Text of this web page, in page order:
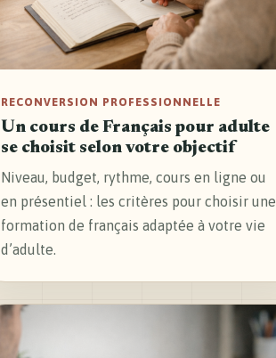
RECONVERSION PROFESSIONNELLE
Un cours de Français pour adulte
se choisit selon votre objectif
Niveau, budget, rythme, cours en ligne ou
en présentiel : les critères pour choisir une
formation de français adaptée à votre vie
d’adulte.